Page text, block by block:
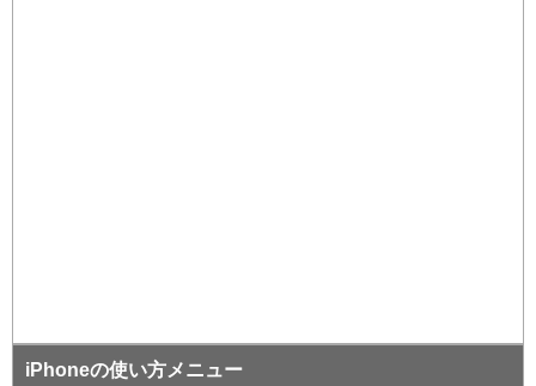
iPhoneの使い方メニュー